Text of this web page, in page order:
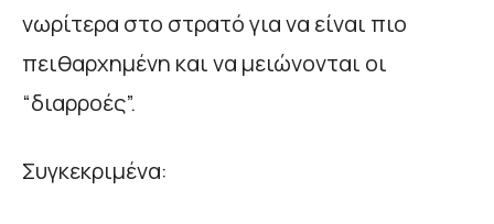
νωρίτερα στο στρατό για να είναι πιο
πειθαρχημένη και να μειώνονται οι
“διαρροές”.
Συγκεκριμένα: